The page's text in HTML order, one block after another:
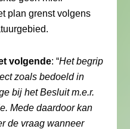
plan grenst volgens
volgende: “Het begrip
zoals bedoeld in
bij het Besluit m.e.r.
Mede daardoor kan
de vraag wanneer